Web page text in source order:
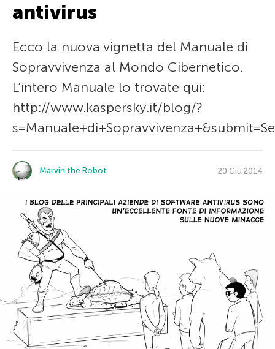
antivirus
Ecco la nuova vignetta del Manuale di
Sopravvivenza al Mondo Cibernetico.
L’intero Manuale lo trovate qui:
http://www.kaspersky.it/blog/?
Marvin the Robot 20 Giu 2014